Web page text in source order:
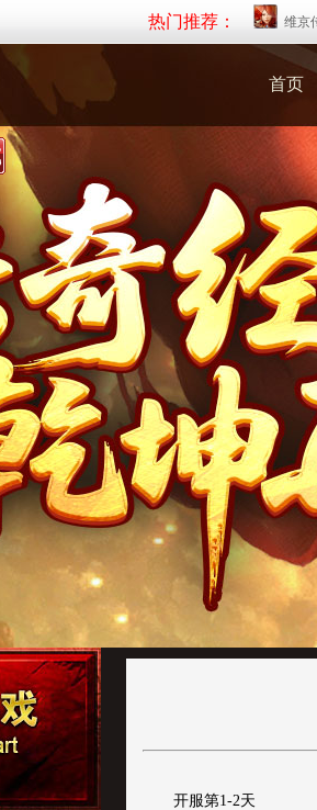
热门推荐： 维京
首页
开服第1-2天